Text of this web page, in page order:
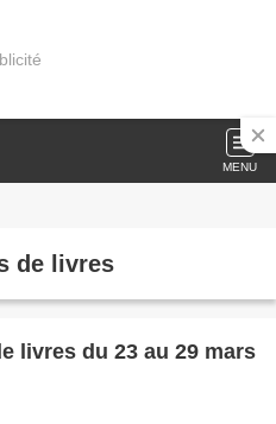
MENU
de livres
livres du 23 au 29 mars